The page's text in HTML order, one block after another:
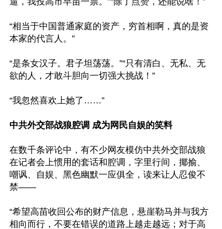
“相当于中国普通家庭的资产，穷首相啊，真的是资
本家的代言人。”
“是条女汉子。君子坦荡荡。”“只有清白、无私、无
欲的人，才敢斗胆向一切强大挑战！”
“我忽然喜欢上她了……”
中共外交部战狼腔调 成为网民自娱的笑料
在数千条评论中，有不少网友模仿中共外交部战狼
在记者会上惯用的套话和腔调，字里行间，揶揄、
嘲讽、自娱、黑色幽默一应俱全，读来让人忍俊不
禁——
“希望高苗收回公布的财产信息，悬崖勒马并与我方
相向而行，不要在错误的道路上越走越远；对于高